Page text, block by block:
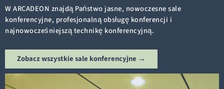
W ARCADEON znajdą Państwo jasne, nowoczesne sale
konferencyjne, profesjonalną obsługę konferencji i
najnowocześniejszą technikę konferencyjną.
Zobacz wszystkie sale konferencyjne →